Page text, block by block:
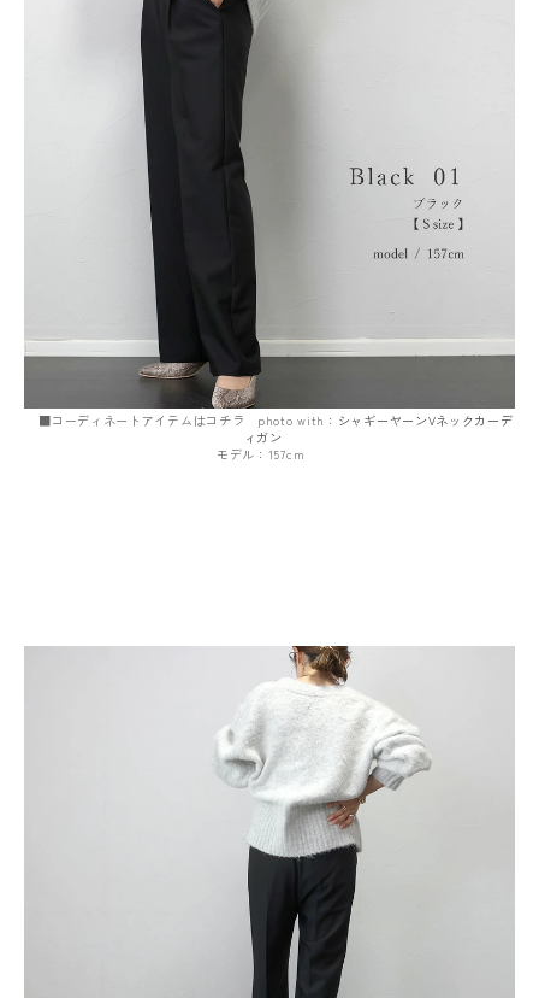
■コーディネートアイテムはコチラ photo with： シャギーヤーンVネックカーデ
ィガン
モデル：157cm